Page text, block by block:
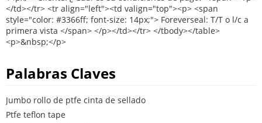
Palabras Claves
Jumbo rollo de ptfe cinta de sellado
Ptfe teflon tape